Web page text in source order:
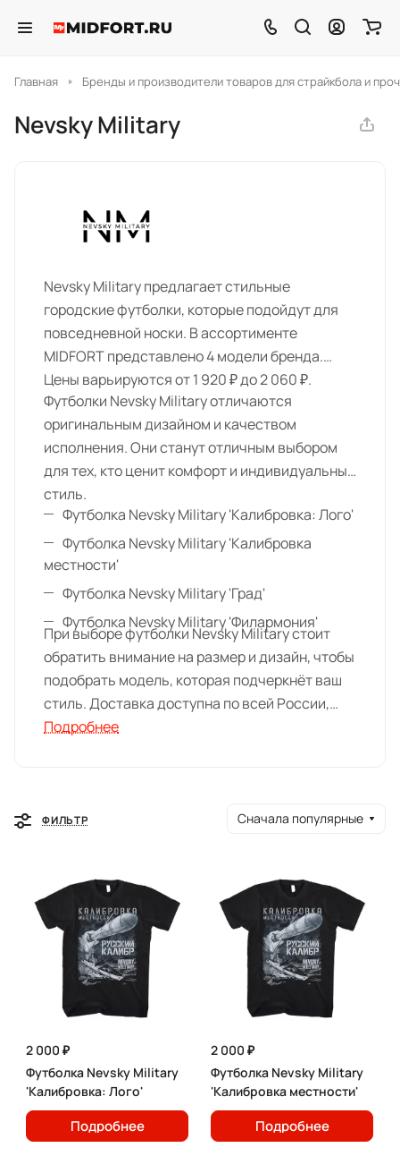
Главная Бренды и производители товаров для страйкбола и
Nevsky Military
Nevsky Military предлагает стильные
городские футболки, которые подойдут для
повседневной носки. В ассортименте
MIDFORT представлено 4 модели бренда.
Цены варьируются от 1 920 ₽ до 2 060 ₽.
Футболки Nevsky Military отличаются
оригинальным дизайном и качеством
исполнения. Они станут отличным выбором
для тех, кто ценит комфорт и индивидуальный
стиль.
Футболка Nevsky Military 'Калибровка: Лого'
Футболка Nevsky Military 'Калибровка
местности'
Футболка Nevsky Military 'Град'
Футболка Nevsky Military 'Филармония'
При выборе футболки Nevsky Military стоит
обратить внимание на размер и дизайн, чтобы
подобрать модель, которая подчеркнёт ваш
стиль. Доставка доступна по всей России,
также товары можно приобрести в магазинах
Подробнее
ФИЛЬТР Сначала популярные
2 000 ₽
Футболка Nevsky Military
'Калибровка: Лого'
Подробнее
2 000 ₽
Футболка Nevsky Military
'Калибровка местности'
Подробнее